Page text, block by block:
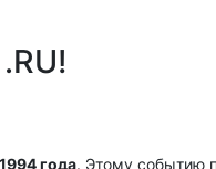
года. Этому событию